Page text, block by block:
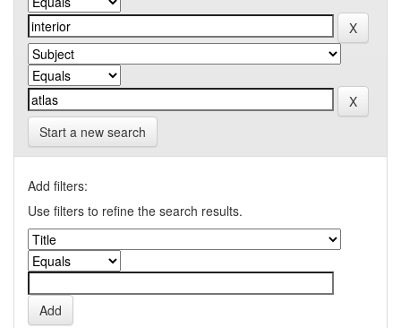
Start a new search
Add filters:
Use filters to refine the search results.